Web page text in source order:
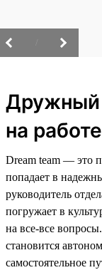
Дружный
на
Dream team — это
попадает в
руководитель
погружает в
на все-все
становится
самостоятельное